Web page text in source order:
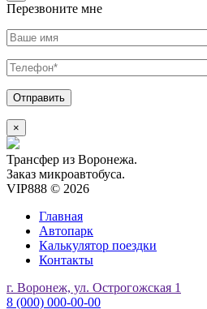
Перезвоните мне
×
Трансфер из Воронежа.
Заказ микроавтобуса.
VIP888 © 2026
Главная
Автопарк
Калькулятор поездки
Контакты
г. Воронеж, ул. Острогожская 1
8 (000) 000-00-00